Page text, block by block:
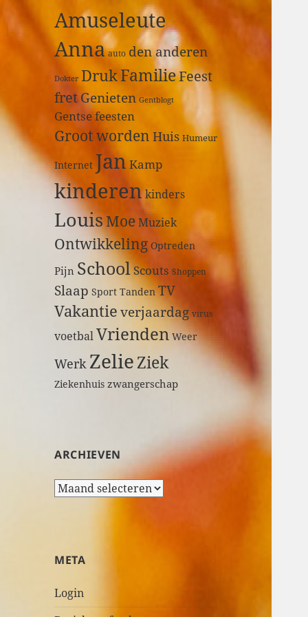
r
Amuseleute
Anna auto den anderen
Dokter DrukFamilieFeest
fretGenieten Gentblogt
Gentse feesten
Groot worden Huis Humeur
Internet JanKamp
kinderenkinders
LouisMoeMuziek
Ontwikkeling Optreden
Pijn SchoolScouts Shoppen
Slaap Sport Tanden TV
Vakantie verjaardag virus
voetbalVrienden Weer
Werk ZelieZiek
Ziekenhuis zwangerschap
ARCHIEVEN
A
i
v
META
Login